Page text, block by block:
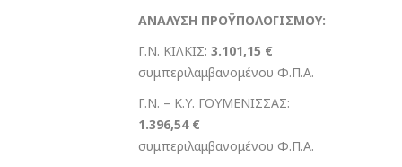
ΑΝΑΛΥΣΗ ΠΡΟΫΠΟΛΟΓΙΣΜΟΥ:
Γ.Ν. ΚΙΛΚΙΣ: 3.101,15 €
συμπεριλαμβανομένου Φ.Π.Α.
Γ.Ν. – Κ.Υ. ΓΟΥΜΕΝΙΣΣΑΣ:
1.396,54 €
συμπεριλαμβανομένου Φ.Π.Α.